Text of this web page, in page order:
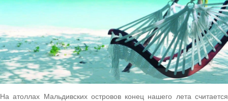
На атоллах Мальдивских островов конец нашего лета считается